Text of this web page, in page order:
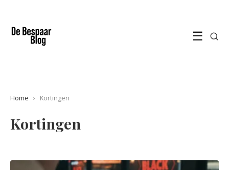
☰
Home › Kortingen
Kortingen